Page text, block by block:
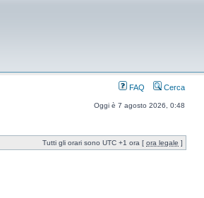
FAQ Cerca
Oggi è 7 agosto 2026, 0:48
Tutti gli orari sono UTC +1 ora [ ora legale ]